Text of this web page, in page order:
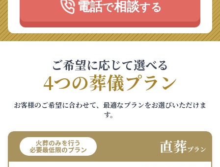
電話で相談する
ご希望に応じて選べる
4つの葬儀プラン
お客様のご希望に合わせて、最適なプランをお選びいただけま
す。
火葬のみを行う
必要最低限のプラン 直葬プラン